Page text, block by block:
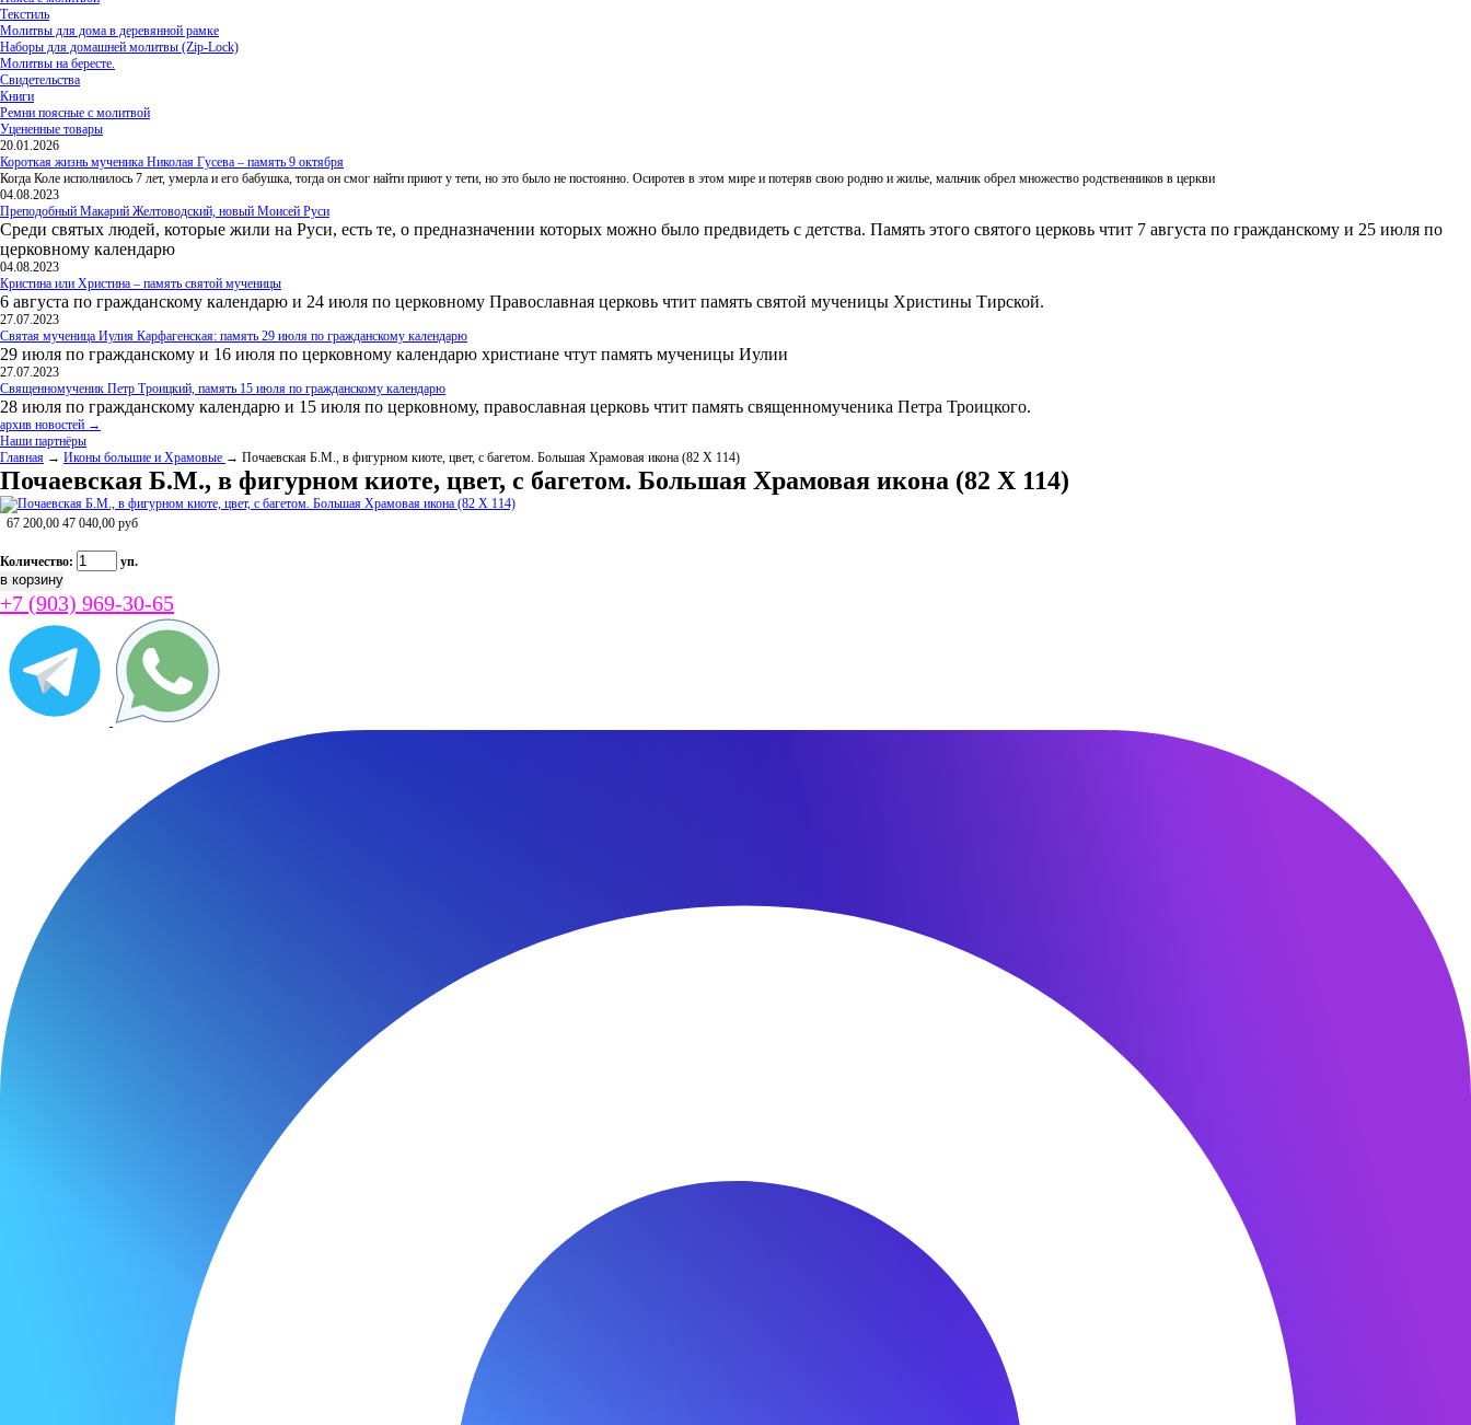
Текстиль
Молитвы для дома в деревянной рамке
Наборы для домашней молитвы (Zip-Lock)
Молитвы на бересте.
Свидетельства
Книги
Ремни поясные с молитвой
Уцененные товары
20.01.2026
Короткая жизнь мученика Николая Гусева – память 9 октября
Когда Коле исполнилось 7 лет, умерла и его бабушка, тогда он смог найти приют у тети, но это было не постоянно. Осиротев в этом мире и потеряв свою родню и жилье, мальчик обрел множество родственников в церкви
04.08.2023
Преподобный Макарий Желтоводский, новый Моисей Руси
Среди святых людей, которые жили на Руси, есть те, о предназначении которых можно было предвидеть с детства. Память этого святого церковь чтит 7 августа по гражданскому и 25 июля по
церковному календарю
04.08.2023
Кристина или Христина – память святой мученицы
6 августа по гражданскому календарю и 24 июля по церковному Православная церковь чтит память святой мученицы Христины Тирской.
27.07.2023
Святая мученица Иулия Карфагенская: память 29 июля по гражданскому календарю
29 июля по гражданскому и 16 июля по церковному календарю христиане чтут память мученицы Иулии
27.07.2023
Священномученик Петр Троицкий, память 15 июля по гражданскому календарю
28 июля по гражданскому календарю и 15 июля по церковному, православная церковь чтит память священномученика Петра Троицкого.
архив новостей →
Наши партнёры
Главная → Иконы большие и Храмовые → Почаевская Б.М., в фигурном киоте, цвет, с багетом. Большая Храмовая икона (82 Х 114)
Почаевская Б.М., в фигурном киоте, цвет, с багетом. Большая Храмовая икона (82 Х 114)
67 200,00 47 040,00 руб
Количество: уп.
+7 (903) 969-30-65